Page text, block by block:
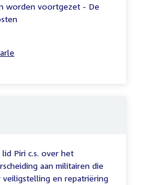
worden voortgezet - De
Piri c.s. over het
aan militairen die
en repatriëring